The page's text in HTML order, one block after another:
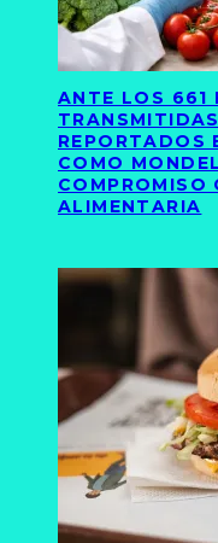
ANTE LOS 661
REPORTADOS
COMO
COMPROMISO
ALIMENTARIA